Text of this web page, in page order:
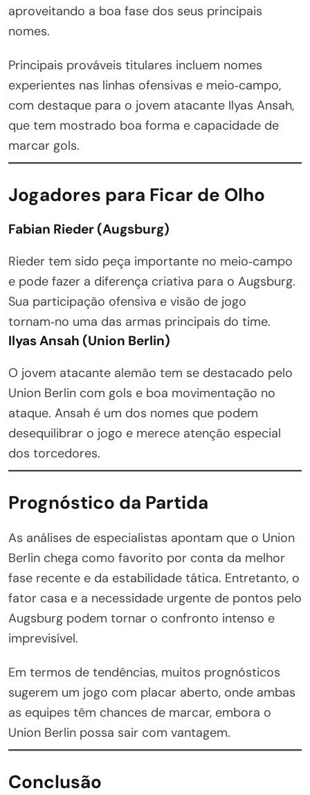
aproveitando a boa fase dos seus principais
nomes.
Principais prováveis titulares incluem nomes
experientes nas linhas ofensivas e meio‑campo,
com destaque para o jovem atacante Ilyas Ansah,
que tem mostrado boa forma e capacidade de
marcar gols.
Jogadores para Ficar de Olho
Fabian Rieder (Augsburg)
Rieder tem sido peça importante no meio‑campo
e pode fazer a diferença criativa para o Augsburg.
Sua participação ofensiva e visão de jogo
tornam‑no uma das armas principais do time.
Ilyas Ansah (Union Berlin)
O jovem atacante alemão tem se destacado pelo
Union Berlin com gols e boa movimentação no
ataque. Ansah é um dos nomes que podem
desequilibrar o jogo e merece atenção especial
dos torcedores.
Prognóstico da Partida
As análises de especialistas apontam que o Union
Berlin chega como favorito por conta da melhor
fase recente e da estabilidade tática. Entretanto, o
fator casa e a necessidade urgente de pontos pelo
Augsburg podem tornar o confronto intenso e
imprevisível.
Em termos de tendências, muitos prognósticos
sugerem um jogo com placar aberto, onde ambas
as equipes têm chances de marcar, embora o
Union Berlin possa sair com vantagem.
Conclusão